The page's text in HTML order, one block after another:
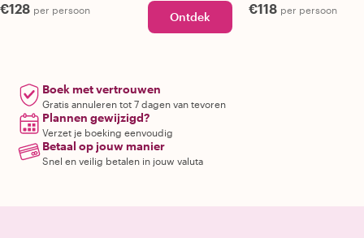
€128 per persoon Ontdek
€118 per persoon
Boek met vertrouwen
Gratis annuleren tot 7 dagen van tevoren
Plannen gewijzigd?
Verzet je boeking eenvoudig
Betaal op jouw manier
Snel en veilig betalen in jouw valuta